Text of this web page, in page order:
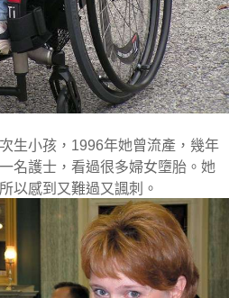
生小孩，1996年她曾流產，幾年
名護士，看過很多婦女墮胎。她
以感到又難過又諷刺。